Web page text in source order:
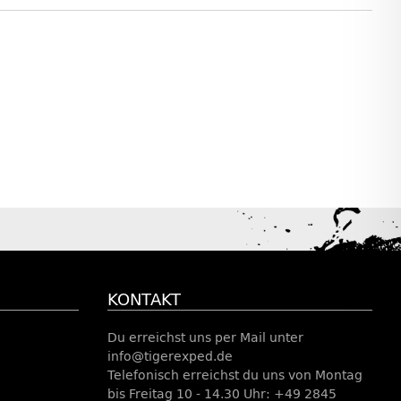
KONTAKT
Du erreichst uns per Mail unter
info@tigerexped.de
Telefonisch erreichst du uns von Montag
bis Freitag 10 - 14.30 Uhr: +49 2845